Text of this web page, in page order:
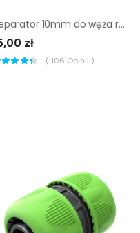
Reparator 10mm do węża rozciągliwego Geolia
zł
( 106 Opinii )